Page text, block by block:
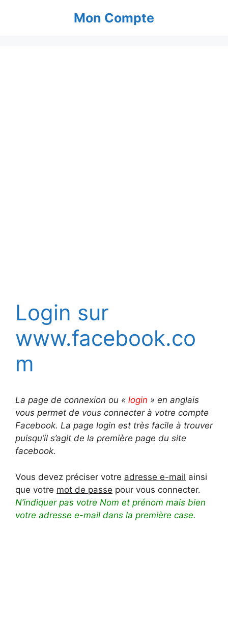
Mon Compte
Login sur
www.facebook.co
m
La page de connexion ou « login » en anglais
vous permet de vous connecter à votre compte
Facebook. La page login est très facile à trouver
puisqu’il s’agit de la première page du site
facebook.
Vous devez préciser votre adresse e-mail ainsi
que votre mot de passe pour vous connecter.
N’indiquer pas votre Nom et prénom mais bien
votre adresse e-mail dans la première case.